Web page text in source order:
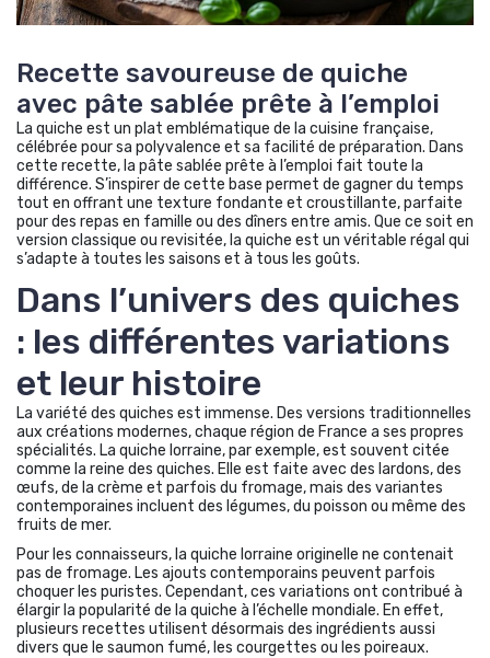
Recette savoureuse de quiche
avec pâte sablée prête à l’emploi
La quiche est un plat emblématique de la cuisine française,
célébrée pour sa polyvalence et sa facilité de préparation. Dans
cette recette, la pâte sablée prête à l’emploi fait toute la
différence. S’inspirer de cette base permet de gagner du temps
tout en offrant une texture fondante et croustillante, parfaite
pour des repas en famille ou des dîners entre amis. Que ce soit en
version classique ou revisitée, la quiche est un véritable régal qui
s’adapte à toutes les saisons et à tous les goûts.
Dans l’univers des quiches
: les différentes variations
et leur histoire
La variété des quiches est immense. Des versions traditionnelles
aux créations modernes, chaque région de France a ses propres
spécialités. La quiche lorraine, par exemple, est souvent citée
comme la reine des quiches. Elle est faite avec des lardons, des
œufs, de la crème et parfois du fromage, mais des variantes
contemporaines incluent des légumes, du poisson ou même des
fruits de mer.
Pour les connaisseurs, la quiche lorraine originelle ne contenait
pas de fromage. Les ajouts contemporains peuvent parfois
choquer les puristes. Cependant, ces variations ont contribué à
élargir la popularité de la quiche à l’échelle mondiale. En effet,
plusieurs recettes utilisent désormais des ingrédients aussi
divers que le saumon fumé, les courgettes ou les poireaux.